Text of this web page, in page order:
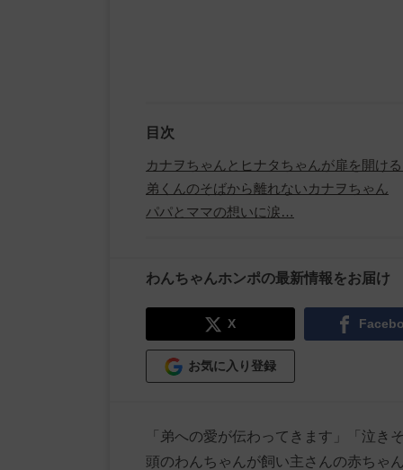
目次
カナヲちゃんとヒナタちゃんが扉を開け
弟くんのそばから離れないカナヲちゃん
パパとママの想いに涙…
わんちゃんホンポの最新情報をお届け
X
お気に入り登録
「弟への愛が伝わってきます」「泣
頭のわんちゃんが飼い主さんの赤ちゃ